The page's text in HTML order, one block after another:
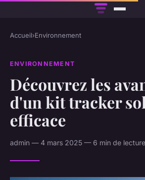
Accueil›Environnement
ENVIRONNEMENT
Découvrez les
d'un kit tracker
efficace
admin — 4 mars 2025 — 6 min de lecture